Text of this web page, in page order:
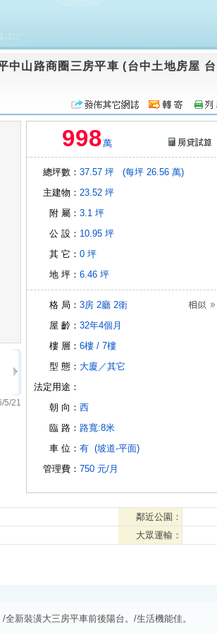
中山路商圈三房平車 (台中土地房屋 台
5/21
998萬
總坪數： 37.57 坪
(每坪 26.56 萬)
主建物： 23.52 坪
附 屬： 3.1 坪
公 設： 10.95 坪
其 它： 0 坪
地 坪： 6.46 坪
格 局： 3房 2廳 2衛
屋 齡： 32年4個月
樓 層： 6樓 / 7樓
型 態： 大廈／其它
法定用途：
朝 向： 西
臨 路： 路寬:8米
車 位： 有 (坡道-平面)
管理費： 750 元/月
鄰近公園：
大眾運輸：
新裝潢大三房平車前後陽台。/生活機能佳。